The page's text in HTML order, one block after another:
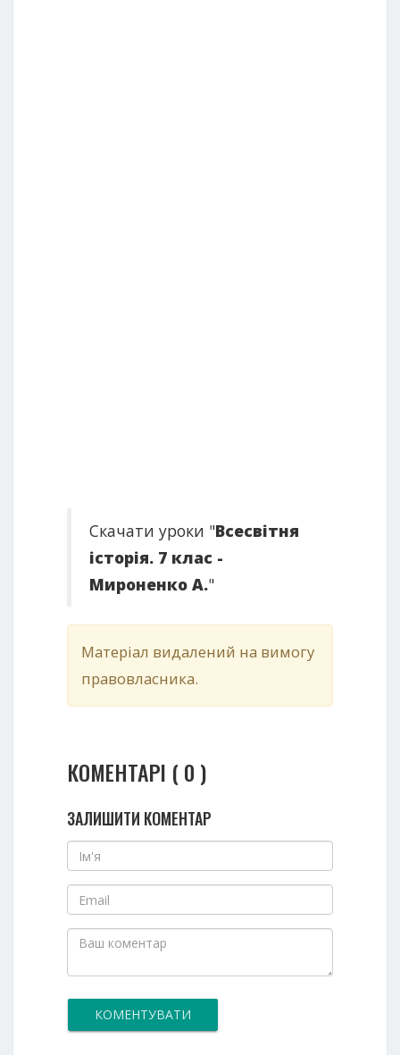
Скачати уроки "Всесвітня
історія. 7 клас -
Мироненко А."
Матеріал видалений на вимогу
правовласника.
КОМЕНТАРІ ( 0 )
ЗАЛИШИТИ КОМЕНТАР
КОМЕНТУВАТИ